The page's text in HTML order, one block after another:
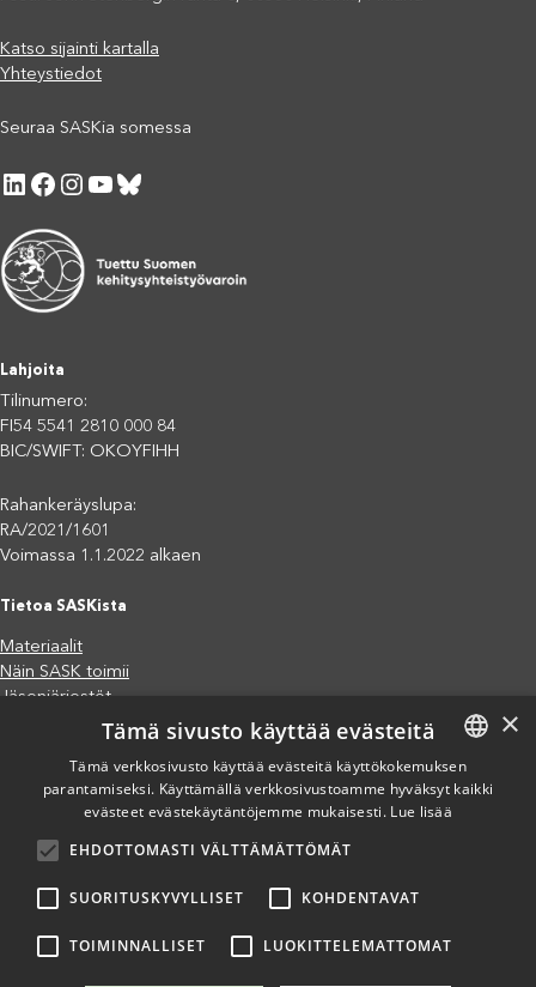
Katso sijainti kartalla
Yhteystiedot
Seuraa SASKia somessa
LinkedIn Facebook Instagram YouTube Bluesky
Lahjoita
Tilinumero:
FI54 5541 2810 000 84
BIC/SWIFT: OKOYFIHH
Rahankeräyslupa:
RA/2021/1601
Voimassa 1.1.2022 alkaen
Tietoa SASKista
Materiaalit
Näin SASK toimii
Jäsenjärjestöt
Saavutettavuusseloste
Tietosuojaseloste
Eettiset periaatteet (pdf)
Miten voit auttaa?
Lahjoita
Liity kannatusjäseneksi
FINNISH
×
Tämä sivusto käyttää evästeitä
Tämä verkkosivusto käyttää evästeitä käyttökokemuksen
parantamiseksi. Käyttämällä verkkosivustoamme hyväksyt kaikki
evästeet evästekäytäntöjemme mukaisesti. Lue lisää
EHDOTTOMASTI VÄLTTÄMÄTTÖMÄT
SUORITUSKYVYLLISET KOHDENTAVAT
TOIMINNALLISET LUOKITTELEMATTOMAT